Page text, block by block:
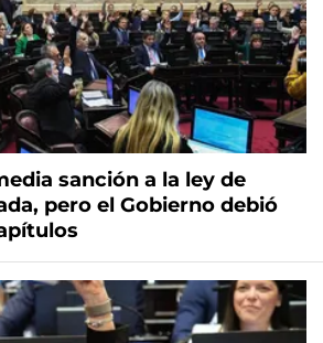
sanción a la ley de
pero el Gobierno debió